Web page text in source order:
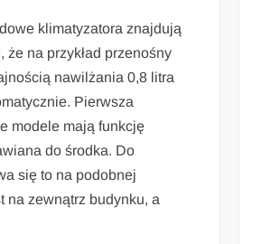
klimatyzatora znajdują
na przykład przenośny
nawilżania 0,8 litra
Pierwsza
modele mają funkcję
do środka. Do
się to na podobnej
na zewnątrz budynku, a